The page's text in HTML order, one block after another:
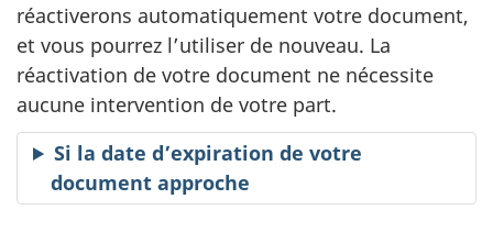
réactiverons automatiquement votre document,
et vous pourrez l’utiliser de nouveau. La
réactivation de votre document ne nécessite
aucune intervention de votre part.
Si la date d’expiration de votre
document approche